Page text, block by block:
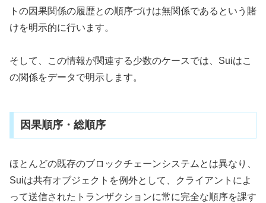
トの因果関係の履歴との順序づけは無関係であるという賭
けを明示的に行います。
そして、この情報が関連する少数のケースでは、Suiはこ
の関係をデータで明示します。
因果順序・総順序
ほとんどの既存のブロックチェーンシステムとは異なり、
Suiは共有オブジェクトを例外として、クライアントによ
って送信されたトランザクションに常に完全な順序を課す